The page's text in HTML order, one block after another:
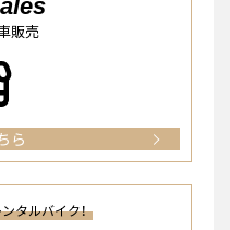
販売
ら
タルバイク！